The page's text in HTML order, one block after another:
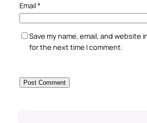
Email*
Save my name, email, and website
for the next time I comment.